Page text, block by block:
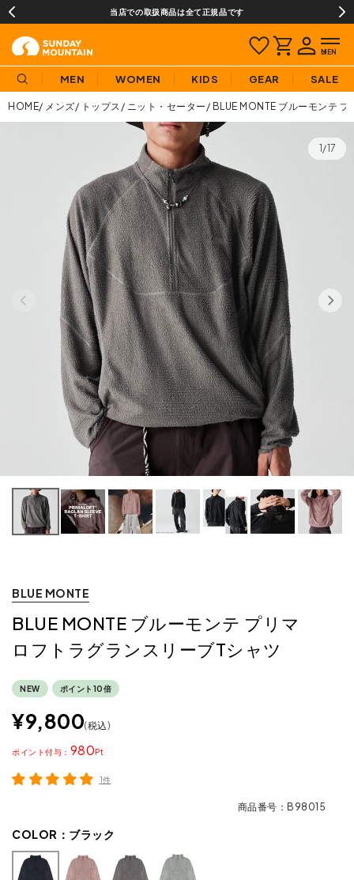
当店での取扱商品は全て正規品です
MEN WOMEN KIDS GEAR SALE
HOME メンズ トップス ニット・セーター BLUE MONTE ブルーモンテ
1/17
BLUE MONTE
BLUE MONTE ブルーモンテ プリマ
ロフトラグランスリーブTシャツ
NEW ポイント10倍
¥9,800 税込
980
ポイント
1件
商品番号 B98015
COLOR： ブラック